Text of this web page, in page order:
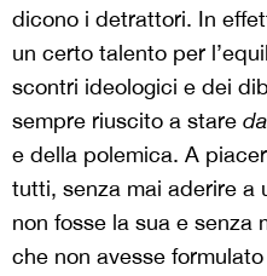
dicono i detrattori. In
un certo talento per
scontri ideologici e dei
sempre riuscito a stare
e della polemica. A
tutti, senza mai aderire a
non fosse la sua e senza
che non avesse